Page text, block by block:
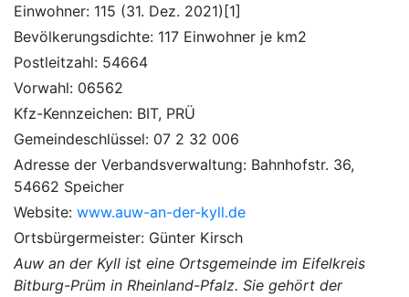
Einwohner: 115 (31. Dez. 2021)[1]
Bevölkerungsdichte: 117 Einwohner je km2
Postleitzahl: 54664
Vorwahl: 06562
Kfz-Kennzeichen: BIT, PRÜ
Gemeindeschlüssel: 07 2 32 006
Adresse der Verbandsverwaltung: Bahnhofstr. 36,
54662 Speicher
Website: www.auw-an-der-kyll.de
Ortsbürgermeister: Günter Kirsch
Auw an der Kyll ist eine Ortsgemeinde im Eifelkreis
Bitburg-Prüm in Rheinland-Pfalz. Sie gehört der